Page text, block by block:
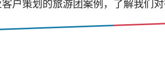
户策划的旅游团案例，了解我们对